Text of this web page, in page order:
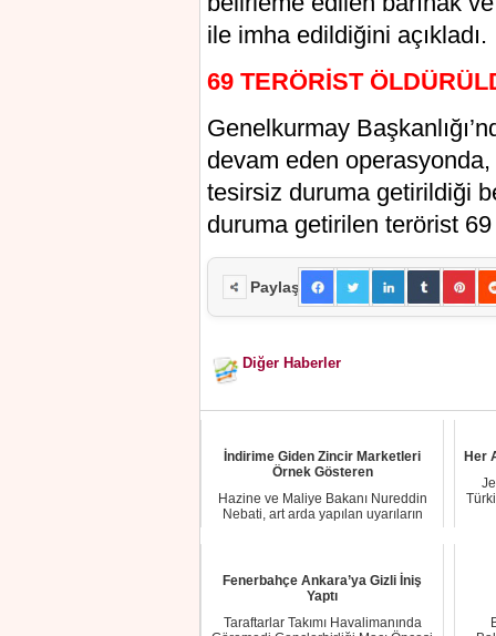
ile imha edildiğini açıkladı.
69 TERÖRİST
Genelkurmay
devam eden
tesirsiz duruma getirildiği
duruma getirilen terörist
Paylaş
Diğer Haberler
İndirime Giden Zincir Marketleri
Örnek Gösteren
Hazine ve Maliye Bakanı Nureddin
Nebati, art arda yapılan uyarıların
Her
Fenerbahçe Ankara’ya Gizli İniş
Yaptı
Taraftarlar Takımı Havalimanında